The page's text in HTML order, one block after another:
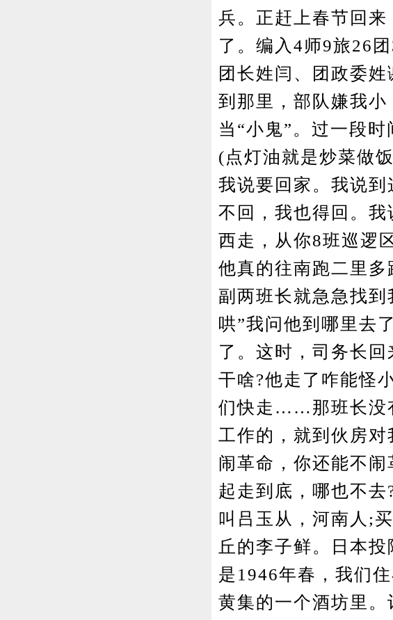
兵。正赶上春节回
了。编入4师9旅26
团长姓闫、团政委
到那里，部队嫌我
当“小鬼”。过一段
(点灯油就是炒菜做
我说要回家。我说
不回，我也得回。
西走，从你8班巡逻
他真的往南跑二里多
副两班长就急急找
哄”我问他到哪里去
了。这时，司务长
干啥?他走了咋能怪
们快走……那班长没
工作的，就到伙房
闹革命，你还能不
起走到底，哪也不
叫吕玉从，河南人;
丘的李子鲜。日本
是1946年春，我们
黄集的一个酒坊里